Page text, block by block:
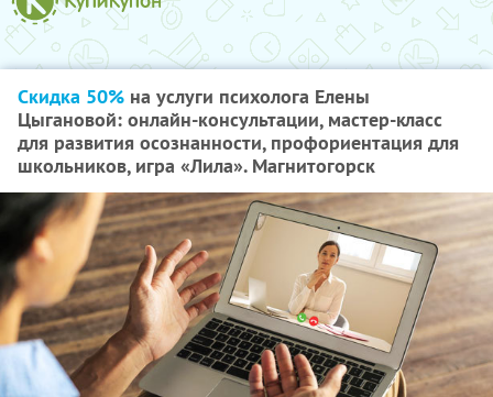
Скидка 50% на услуги психолога Елены
Цыгановой: онлайн-консультации, мастер-класс
для развития осознанности, профориентация для
школьников, игра «Лила». Магнитогорск